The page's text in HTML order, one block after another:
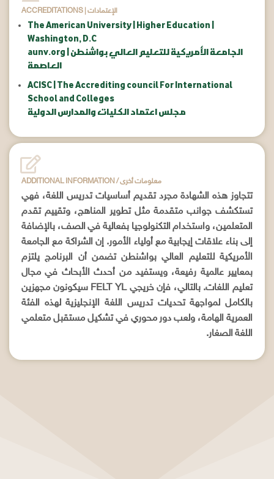
ACCREDITATIONS | الإعتمادات
The American University | Higher Education |
Washington, D.C
aunv.org | الجامعة الأمريكية للتعليم العالي بواشنطن
العاصمة
ACISC | The Accrediting council For International
School and Colleges
مجلس اعتماد الكليات والمدارس الدولية
ADDITIONAL INFORMATION / معلومات أخرى
تتجاوز هذه الشهادة مجرد تقديم أساسيات تدريس اللغة، فهي
تستكشف جوانب متقدمة مثل تطوير المناهج، وتقييم تقدم
المتعلمين، واستخدام التكنولوجيا بفعالية في الصف، بالإضافة
إلى بناء علاقات إيجابية مع أولياء الأمور. إن الشراكة مع الجامعة
الأمريكية للتعليم العالي بواشنطن تضمن أن البرنامج يلتزم
بمعايير عالمية رفيعة، ويستفيد من أحدث الأبحاث في مجال
تعليم اللغات. بالتالي، فإن خريجي FELT YL سيكونون مجهزين
بالكامل لمواجهة تحديات تدريس اللغة الإنجليزية لهذه الفئة
العمرية الهامة، ولعب دور محوري في تشكيل مستقبل متعلمي
اللغة الصغار.